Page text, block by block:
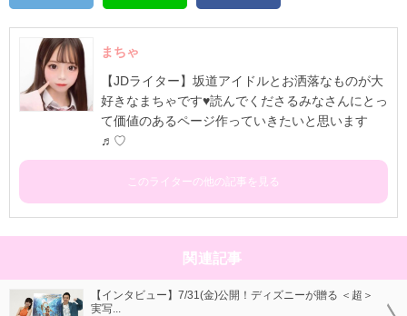
まちゃ
【JDライター】坂道アイドルとお洒落なものが大
好きなまちゃです♥️読んでくださるみなさんにとっ
て価値のあるページ作っていきたいと思います
♬♡
このライターの他の記事を見る
関連記事
【インタビュー】7/31(金)公開！ディズニーが贈る ＜超＞
実写...